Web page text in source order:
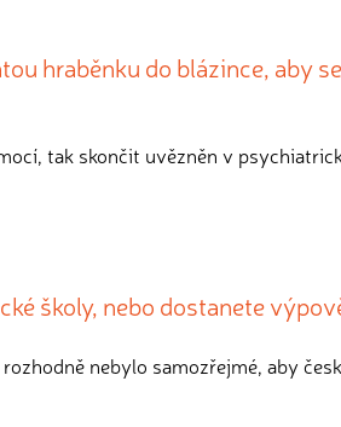
hraběnku do blázince, aby se
tak skončit uvězněn v
školy, nebo dostanete
nebylo samozřejmé, aby